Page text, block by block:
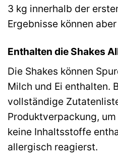
3 kg innerhalb der
Ergebnisse können
Enthalten die Shakes
Die Shakes können
Milch und Ei enthalten.
vollständige
Produktverpackung,
keine Inhaltsstoffe
allergisch reagierst.